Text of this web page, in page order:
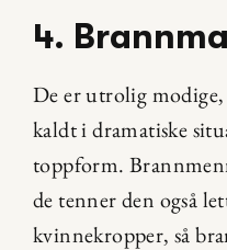
4.
De er utrolig
kaldt i dramatiske
toppform.
de tenner den også
kvinnekropper, så